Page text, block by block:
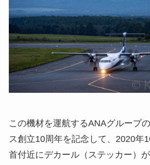
この機材を運航するANAグループ
ス創立10周年を記念して、2020年
首付近にデカール（ステッカー）